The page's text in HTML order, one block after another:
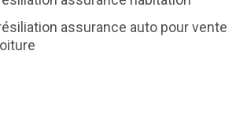
assurance auto pour vente